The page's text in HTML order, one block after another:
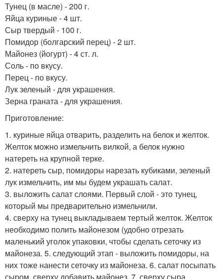
Тунец (в масле) - 200 г.
Яйца куриные - 4 шт.
Сыр твердый - 100 г.
Помидор (болгарский перец) - 2 шт.
Майонез (йогурт) - 4 ст. л.
Соль - по вкусу.
Перец - по вкусу.
Лук зеленый - для украшения.
Зерна граната - для украшения.
Приготовление:
1. куриные яйца отварить, разделить на белок и желток.
Желток можно измельчить вилкой, а белок нужно
натереть на крупной терке.
2. натереть сыр, помидоры нарезать кубиками, зеленый
лук измельчить, им мы будем украшать салат.
3. выложить салат слоями. Первый слой - это тунец,
который мы предварительно измельчили.
4. сверху на тунец выкладываем тертый желток. Желток
необходимо полить майонезом (удобно отрезать
маленький уголок упаковки, чтобы сделать сеточку из
майонеза. 5. следующий этап - выложить помидоры, на
них тоже нанести сеточку из майонеза. 6. салат посыпать